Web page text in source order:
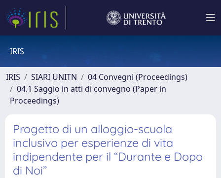
IRIS
IRIS SIARI UNITN
04 Convegni (Proceedings)
04.1 Saggio in atti di convegno (Paper in
Proceedings)
Progetto di un alloggio-scuola
inclusivo per esperienze di vita
indipendente per il “Durante e Dopo
di Noi”